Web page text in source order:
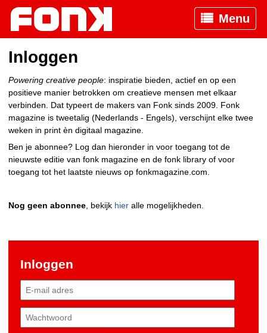
Menu
Inloggen
Powering creative people: inspiratie bieden, actief en op een
positieve manier betrokken om creatieve mensen met elkaar
verbinden. Dat typeert de makers van Fonk sinds 2009. Fonk
magazine is tweetalig (Nederlands - Engels), verschijnt elke twee
weken in print èn digitaal magazine.
Ben je abonnee? Log dan hieronder in voor toegang tot de
nieuwste editie van fonk magazine en de fonk library of voor
toegang tot het laatste nieuws op fonkmagazine.com.
Nog geen abonnee , bekijk hier alle mogelijkheden.
Inloggen